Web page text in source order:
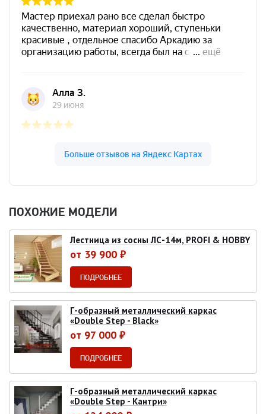
ПОХОЖИЕ МОДЕЛИ
Лестница из сосны ЛС-14м, PROFI & HOBBY
от 39 900 ₽
ПОДРОБНЕЕ
Г-образный металлический каркас
«Double Step - Black»
от 97 000 ₽
ПОДРОБНЕЕ
Г-образный металлический каркас
«Double Step - Кантри»